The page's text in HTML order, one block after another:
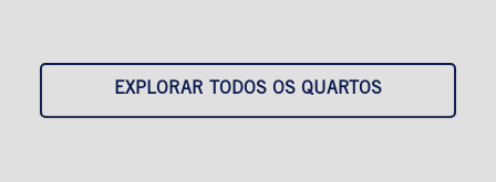
EXPLORAR TODOS OS QUARTOS